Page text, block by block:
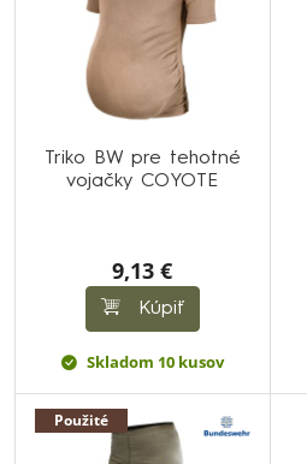
Triko BW pre tehotné
vojačky COYOTE
9,13 €
Kúpiť
Skladom 10 kusov
Použité